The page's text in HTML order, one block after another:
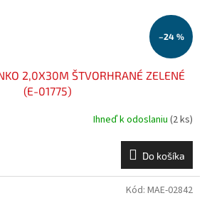
–24 %
2,0X30M ŠTVORHRANÉ ZELENÉ
(E-01775)
Ihneď k odoslaniu (2 ks)
Do košíka
Kód: MAE-02842